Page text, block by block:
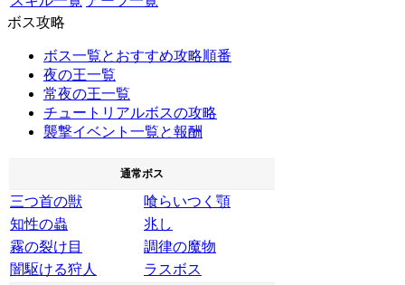
ボス攻略
ボス一覧とおすすめ攻略順番
夜の王一覧
常夜の王一覧
チュートリアルボスの攻略
襲撃イベント一覧と報酬
通常ボス
三つ首の獣
喰らいつく顎
知性の蟲
兆し
霧の裂け目
調律の魔物
闇駆ける狩人
ラスボス